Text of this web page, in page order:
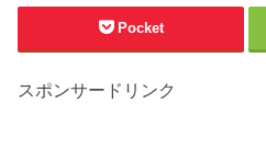
Pocket
スポンサードリンク